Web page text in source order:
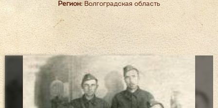
Регион:Волгоградская область